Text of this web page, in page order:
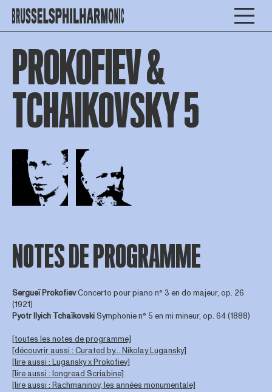
PROKOFIEV &
TCHAIKOVSKY 5
Open afbeelding in popup
NOTES DE PROGRAMME
Sergueï ProkofievConcerto pour piano n° 3 en do majeur, op. 26
(1921)
Pyotr Ilyich TchaïkovskiSymphonie n° 5 en mi mineur, op. 64 (1888)
[toutes les notes de programme]
[découvrir aussi : Curated by... Nikolay Lugansky]
[lire aussi : Lugansky x Prokofiev]
[lire aussi : longread Scriabine]
[lire aussi : Rachmaninov, les années monumentale]